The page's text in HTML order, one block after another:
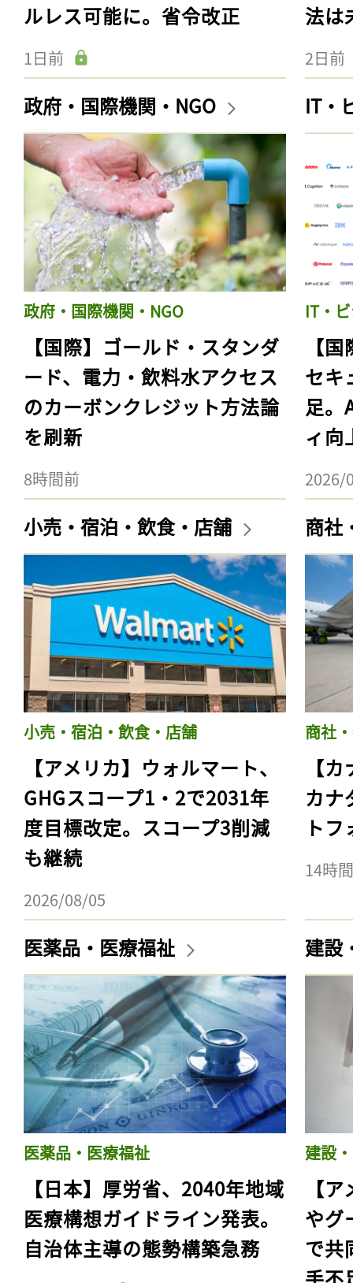
ルレス可能に。省令改正
1日前
法は
2日前
政府・国際機関・NGO
政府・国際機関・NGO
【国際】ゴールド・スタンダ
ード、電力・飲料水アクセス
のカーボンクレジット方法論
を刷新
8時間前
IT・
IT・
【
セキ
足。
ィ向
2026/
小売・宿泊・飲食・店舗
小売・宿泊・飲食・店舗
【アメリカ】ウォルマート、
GHGスコープ1・2で2031年
度目標改定。スコープ3削減
も継続
2026/08/05
商社
商社
【
カナ
ト
14時
医薬品・医療福祉
医薬品・医療福祉
【日本】厚労省、2040年地域
医療構想ガイドライン発表。
自治体主導の態勢構築急務
建設
建設
【
やグ
で共